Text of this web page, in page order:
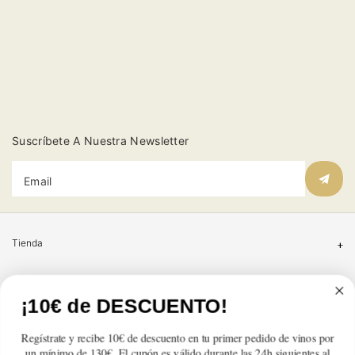
Suscríbete A Nuestra Newsletter
Email
Tienda
¡10€ de DESCUENTO!
Regístrate y recibe 10€ de descuento en tu primer pedido de vinos por